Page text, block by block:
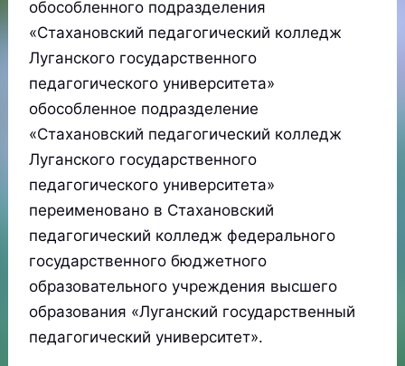
обособленного подразделения
«Стахановский педагогический колледж
Луганского государственного
педагогического университета»
обособленное подразделение
«Стахановский педагогический колледж
Луганского государственного
педагогического университета»
переименовано в Стахановский
педагогический колледж федерального
государственного бюджетного
образовательного учреждения высшего
образования «Луганский государственный
педагогический университет».